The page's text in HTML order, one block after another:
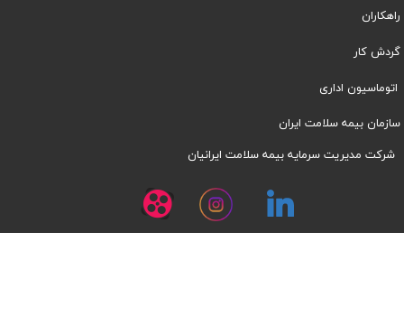
راهکاران
​​گردش کار
اتوماسیون اداری
سازمان بیمه سلامت ایران
شرکت مدیریت سرمایه بیمه سلامت ایرانیان